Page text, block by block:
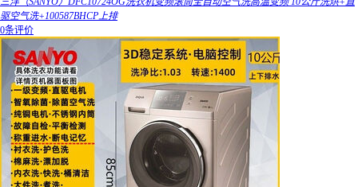
驱空气洗+100587BHCP上排
0条评价